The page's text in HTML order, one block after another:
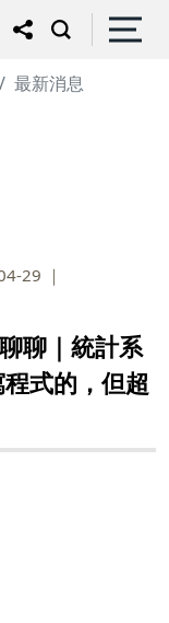
最新消息
29
聊｜統計系
式的，但超